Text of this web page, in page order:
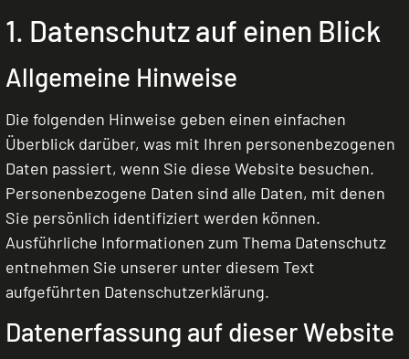
1. Datenschutz auf einen Blick
Allgemeine Hinweise
Die folgenden Hinweise geben einen einfachen
Überblick darüber, was mit Ihren personenbezogenen
Daten passiert, wenn Sie diese Website besuchen.
Personenbezogene Daten sind alle Daten, mit denen
Sie persönlich identifiziert werden können.
Ausführliche Informationen zum Thema Datenschutz
entnehmen Sie unserer unter diesem Text
aufgeführten Datenschutzerklärung.
Datenerfassung auf dieser Website